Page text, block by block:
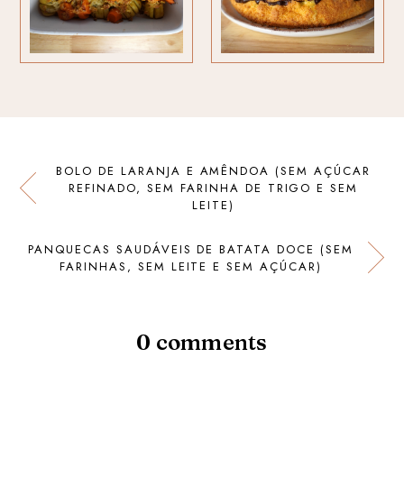
BOLO DE LARANJA E AMÊNDOA (SEM AÇÚCAR
REFINADO, SEM FARINHA DE TRIGO E SEM
LEITE)
PANQUECAS SAUDÁVEIS DE BATATA DOCE (SEM
FARINHAS, SEM LEITE E SEM AÇÚCAR)
0 comments